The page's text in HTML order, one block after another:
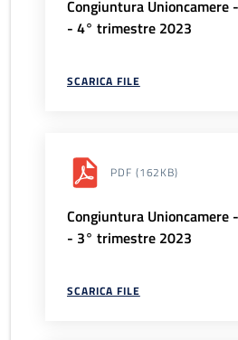
Congiuntura Unioncamere
- 4° trimestre 2023
SCARICA FILE
PDF (162KB)
Congiuntura Unioncamere
- 3° trimestre 2023
SCARICA FILE